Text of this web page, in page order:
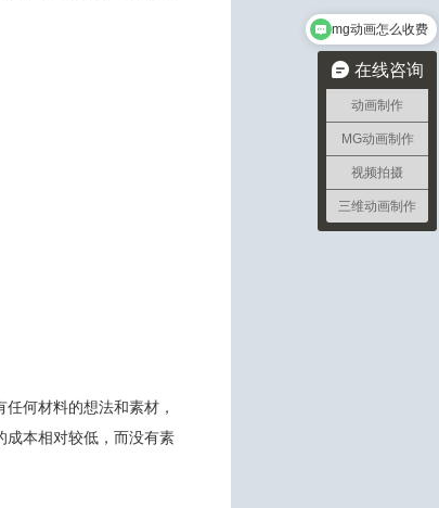
何材料的想法和素材，
成本相对较低，而没有素
在线咨询
动画制作
MG动画制作
视频拍摄
三维动画制作
mg动画怎么收费